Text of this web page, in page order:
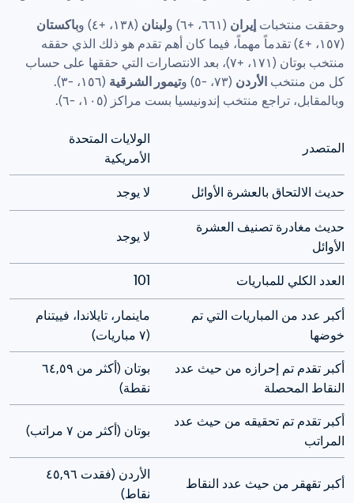
وحققت منتخبات إيران (٦٦١، +٦) و لبنان (١٣٨، +٤) و
باكستان
كل من منتخب الأردن (٧٣، -٥) و تيمور الشرقية
وبالمقابل، تراجع منتخب إندونيسيا بست مراكز (١٠٥، -٦).
المتصدر
الأمريكية
حديث الالتحاق بالعشرة الأوائل لا يوجد
الأوائل
لا يوجد
العدد الكلي للمباريات 101
خوضها
(٧ مباريات)
النقاط المحصلة
نقطة)
المراتب
بوتان (أكثر من ٧ مراتب)
أكبر تقهقر من حيث عدد النقاط
نقاط)